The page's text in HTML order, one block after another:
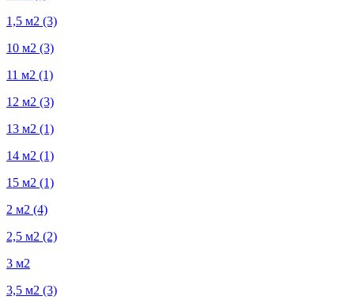
1,5 м2 (3)
10 м2 (3)
11 м2 (1)
12 м2 (3)
13 м2 (1)
14 м2 (1)
15 м2 (1)
2 м2 (4)
2,5 м2 (2)
3 м2
3,5 м2 (3)